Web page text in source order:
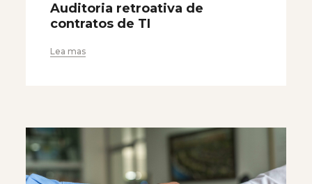
Auditoria retroativa de
contratos de TI
Lea mas